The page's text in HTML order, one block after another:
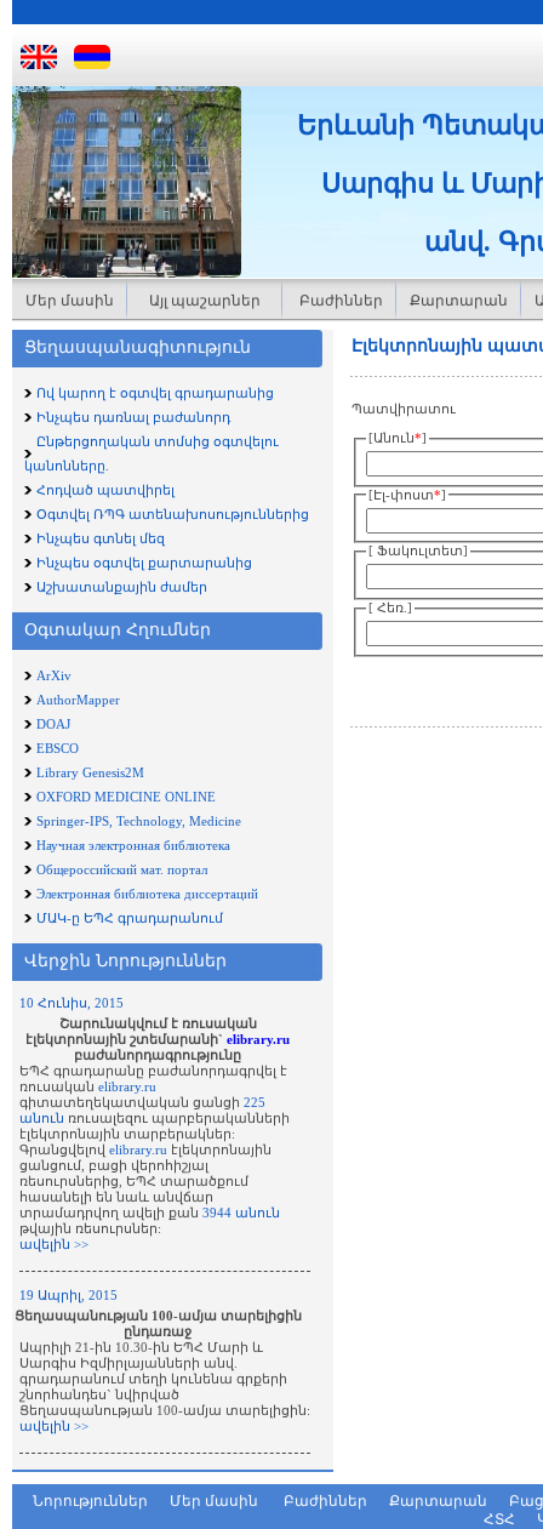
Երևանի
Սարգիս և Մարի
անվ.
Մեր մասին Այլ պաշարներ Բաժիններ Քարտարան
Ցեղասպանագիտություն
Ով կարող է օգտվել գրադարանից
Ինչպես դառնալ բաժանորդ
Ընթերցողական տոմսից օգտվելու
կանոնները.
Հոդված պատվիրել
Օգտվել ՌՊԳ ատենախոսություններից
Ինչպես գտնել մեզ
Ինչպես օգտվել քարտարանից
Աշխատանքային ժամեր
Օգտակար Հղումներ
ArXiv
AuthorMapper
DOAJ
EBSCO
Library Genesis2M
OXFORD MEDICINE ONLINE
Springer-IPS, Technology, Medicine
Научная электронная библиотека
Общероссийский мат. портал
Электронная библиотека диссертаций
ՄԱԿ-ը ԵՊՀ գրադարանում
Վերջին Նորություններ
10 Հունիս, 2015
Շարունակվում է ռուսական
էլեկտրոնային շտեմարանի` elibrary.ru
բաժանորդագրությունը
ԵՊՀ գրադարանը բաժանորդագրվել է
ռուսական elibrary.ru
գիտատեղեկատվական ցանցի 225
անուն ռուսալեզու պարբերականների
էլեկտրոնային տարբերակներ:
Գրանցվելով elibrary.ru էլեկտրոնային
ցանցում, բացի վերոհիշյալ
ռեսուրսներից, ԵՊՀ տարածքում
հասանելի են նաև անվճար
տրամադրվող ավելի քան 3944 անուն
թվային ռեսուրսներ:
ավելին >>
19 Ապրիլ, 2015
Ցեղասպանության 100-ամյա տարելիցին
ընդառաջ
Ապրիլի 21-ին 10.30-ին ԵՊՀ Մարի և
Սարգիս Իզմիրլայանների անվ.
գրադարանում տեղի կունենա գրքերի
շնորհանդես` նվիրված
Ցեղասպանության 100-ամյա տարելիցին:
ավելին >>
Էլեկտրոնային
Պատվիրատու
[Անուն*]
[Էլ-փոստ*]
[ Ֆակուլտետ]
[ Հեռ.]
Նորություններ Մեր մասին Բաժիններ Քարտարան
ՀՏՀ